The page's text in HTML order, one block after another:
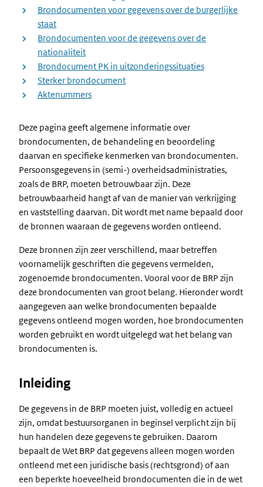
Brondocumenten voor gegevens over de burgerlijke
staat
Brondocumenten voor de gegevens over de
nationaliteit
Brondocument PK in uitzonderingssituaties
Sterker brondocument
Aktenummers
Deze pagina geeft algemene informatie over
brondocumenten, de behandeling en beoordeling
daarvan en specifieke kenmerken van brondocumenten.
Persoonsgegevens in (semi-) overheidsadministraties,
zoals de BRP, moeten betrouwbaar zijn. Deze
betrouwbaarheid hangt af van de manier van verkrijging
en vaststelling daarvan. Dit wordt met name bepaald door
de bronnen waaraan de gegevens worden ontleend.
Deze bronnen zijn zeer verschillend, maar betreffen
voornamelijk geschriften die gegevens vermelden,
zogenoemde brondocumenten. Vooral voor de BRP zijn
deze brondocumenten van groot belang. Hieronder wordt
aangegeven aan welke brondocumenten bepaalde
gegevens ontleend mogen worden, hoe brondocumenten
worden gebruikt en wordt uitgelegd wat het belang van
brondocumenten is.
Inleiding
De gegevens in de BRP moeten juist, volledig en actueel
zijn, omdat bestuursorganen in beginsel verplicht zijn bij
hun handelen deze gegevens te gebruiken. Daarom
bepaalt de Wet BRP dat gegevens alleen mogen worden
ontleend met een juridische basis (rechtsgrond) of aan
een beperkte hoeveelheid brondocumenten die in de wet